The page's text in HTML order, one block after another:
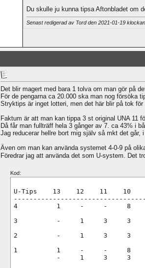
Du skulle ju kunna tipsa Aftonbladet om
Senast redigerad av Tord den 2021-01-19
Det blir magert med bara 1 tolva om man gör på
För de pengarna ca 20.000 ska man nog försöka
Stryktips är inget lotteri, men det här blir på tok
Faktum är att man kan tippa 3 st original UNA 11
Då får man fullträff hela 3 gånger av 7. ca 43% i
Jag reducerar hellre bort mig själv så mkt det går,
Även om man kan använda systemet 4-0-9 på
Föredrar jag att använda det som U-system. Det
Kod:
U-Tips    13    12
4          1     -     -     8
3          -     1     3     3
2          -     1     3     3
1          1     -     -     8
-     1     3